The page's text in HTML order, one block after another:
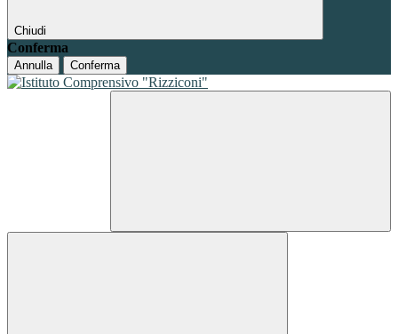
Chiudi
Conferma
Annulla Conferma